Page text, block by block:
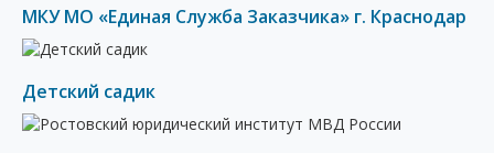
МКУ МО «Единая Служба Заказчика» г. Краснодар
Детский садик